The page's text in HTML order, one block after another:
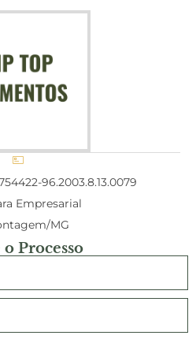
96.2003.8.13.0079
Empresarial
MG
o Processo